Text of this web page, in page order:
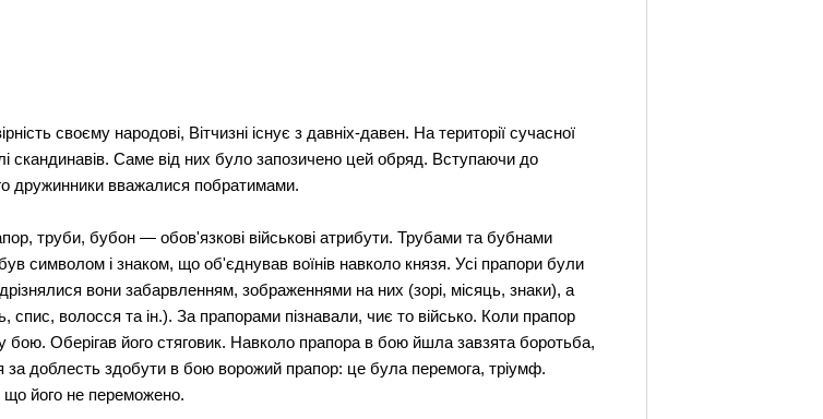
своєму народові, Вітчизні існує з давніх-давен. На території сучасної
скандинавів. Саме від них було запозичено цей обряд. Вступаючи до
дружинники вважалися побратимами.
труби, бубон — обов'язкові військові атрибути. Трубами та бубнами
символом і знаком, що об'єднував воїнів навколо князя. Усі прапори були
вони забарвленням, зображеннями на них (зорі, місяць, знаки), а
волосся та ін.). За прапорами пізнавали, чиє то військо. Коли прапор
бою. Оберігав його стяговик. Навколо прапора в бою йшла завзята боротьба,
за доблесть здобути в бою ворожий прапор: це була перемога, тріумф.
що його не переможено.